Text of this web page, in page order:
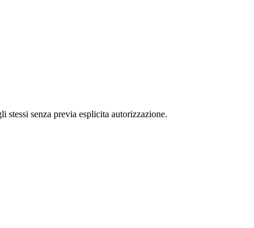
senza previa esplicita autorizzazione.